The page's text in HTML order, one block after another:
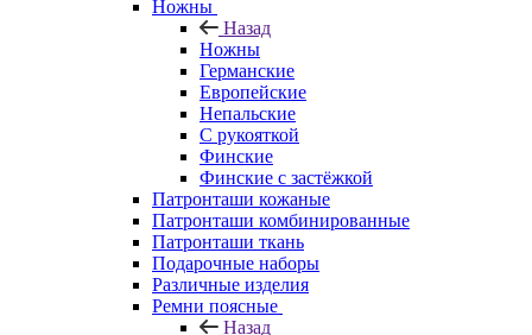
Ножны
Назад
Ножны
Германские
Европейские
Непальские
С рукояткой
Финские
Финские с застёжкой
Патронташи кожаные
Патронташи комбинированные
Патронташи ткань
Подарочные наборы
Различные изделия
Ремни поясные
Назад